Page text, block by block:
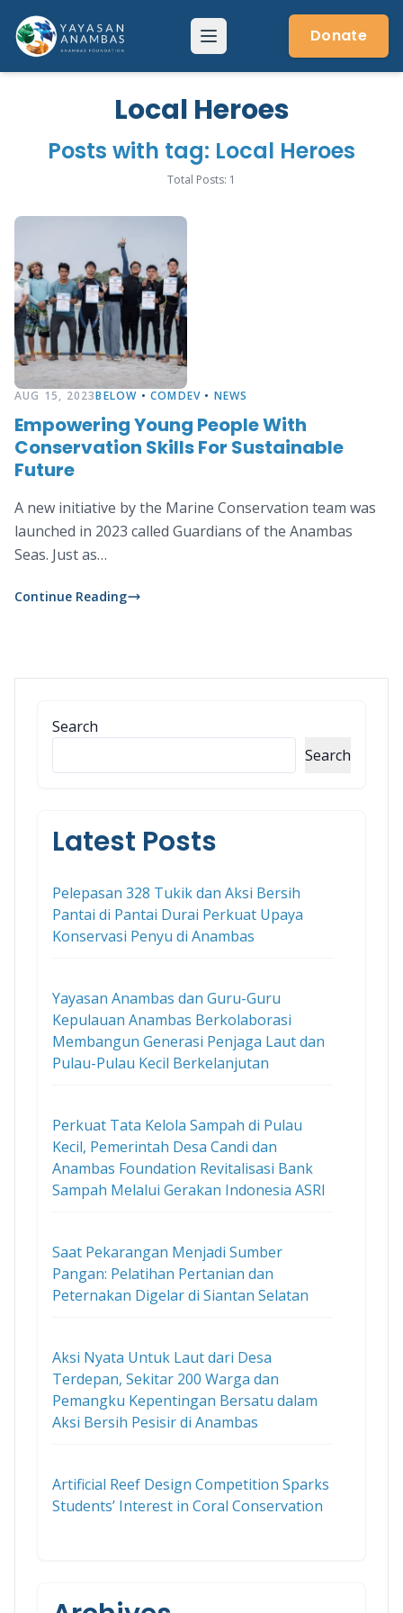
content
Menu Donate
Local Heroes
Posts with tag: Local Heroes
Total Posts: 1
AUG 15, 2023BELOW •COMDEV • NEWS
Empowering Young People With
Conservation Skills For Sustainable
Future
A new initiative by the Marine Conservation team was
launched in 2023 called Guardians of the Anambas
Seas. Just as…
Continue Reading
Search
Search
Latest Posts
Pelepasan 328 Tukik dan Aksi Bersih
Pantai di Pantai Durai Perkuat Upaya
Konservasi Penyu di Anambas
Yayasan Anambas dan Guru-Guru
Kepulauan Anambas Berkolaborasi
Membangun Generasi Penjaga Laut dan
Pulau-Pulau Kecil Berkelanjutan
Perkuat Tata Kelola Sampah di Pulau
Kecil, Pemerintah Desa Candi dan
Anambas Foundation Revitalisasi Bank
Sampah Melalui Gerakan Indonesia ASRI
Saat Pekarangan Menjadi Sumber
Pangan: Pelatihan Pertanian dan
Peternakan Digelar di Siantan Selatan
Aksi Nyata Untuk Laut dari Desa
Terdepan, Sekitar 200 Warga dan
Pemangku Kepentingan Bersatu dalam
Aksi Bersih Pesisir di Anambas
Artificial Reef Design Competition Sparks
Students’ Interest in Coral Conservation